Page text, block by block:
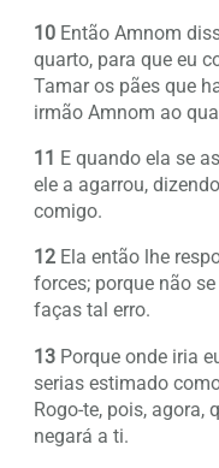
10 Então Amnom
quarto, para que eu
Tamar os pães que
irmão Amnom ao
11 E quando ela se
ele a agarrou,
comigo.
12 Ela então lhe
forces; porque não
faças tal erro.
13 Porque onde iria
serias estimado
Rogo-te, pois, agora,
negará a ti.